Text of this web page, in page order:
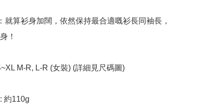
就算衫身加闊，依然保持最合適嘅衫長同袖長，
！
M-R, L-R (女裝) (詳細見尺碼圖)
約110g